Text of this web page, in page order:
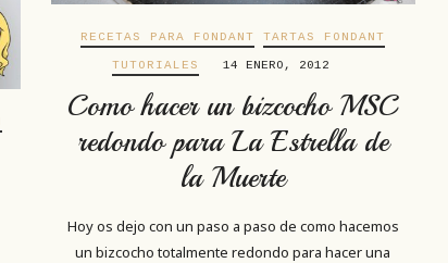
RECETAS PARA FONDANT TARTAS FONDANT
TUTORIALES 14 ENERO, 2012
Como hacer un bizcocho MSC
redondo para La Estrella de
la Muerte
Hoy os dejo con un paso a paso de como hacemos
un bizcocho totalmente redondo para hacer una